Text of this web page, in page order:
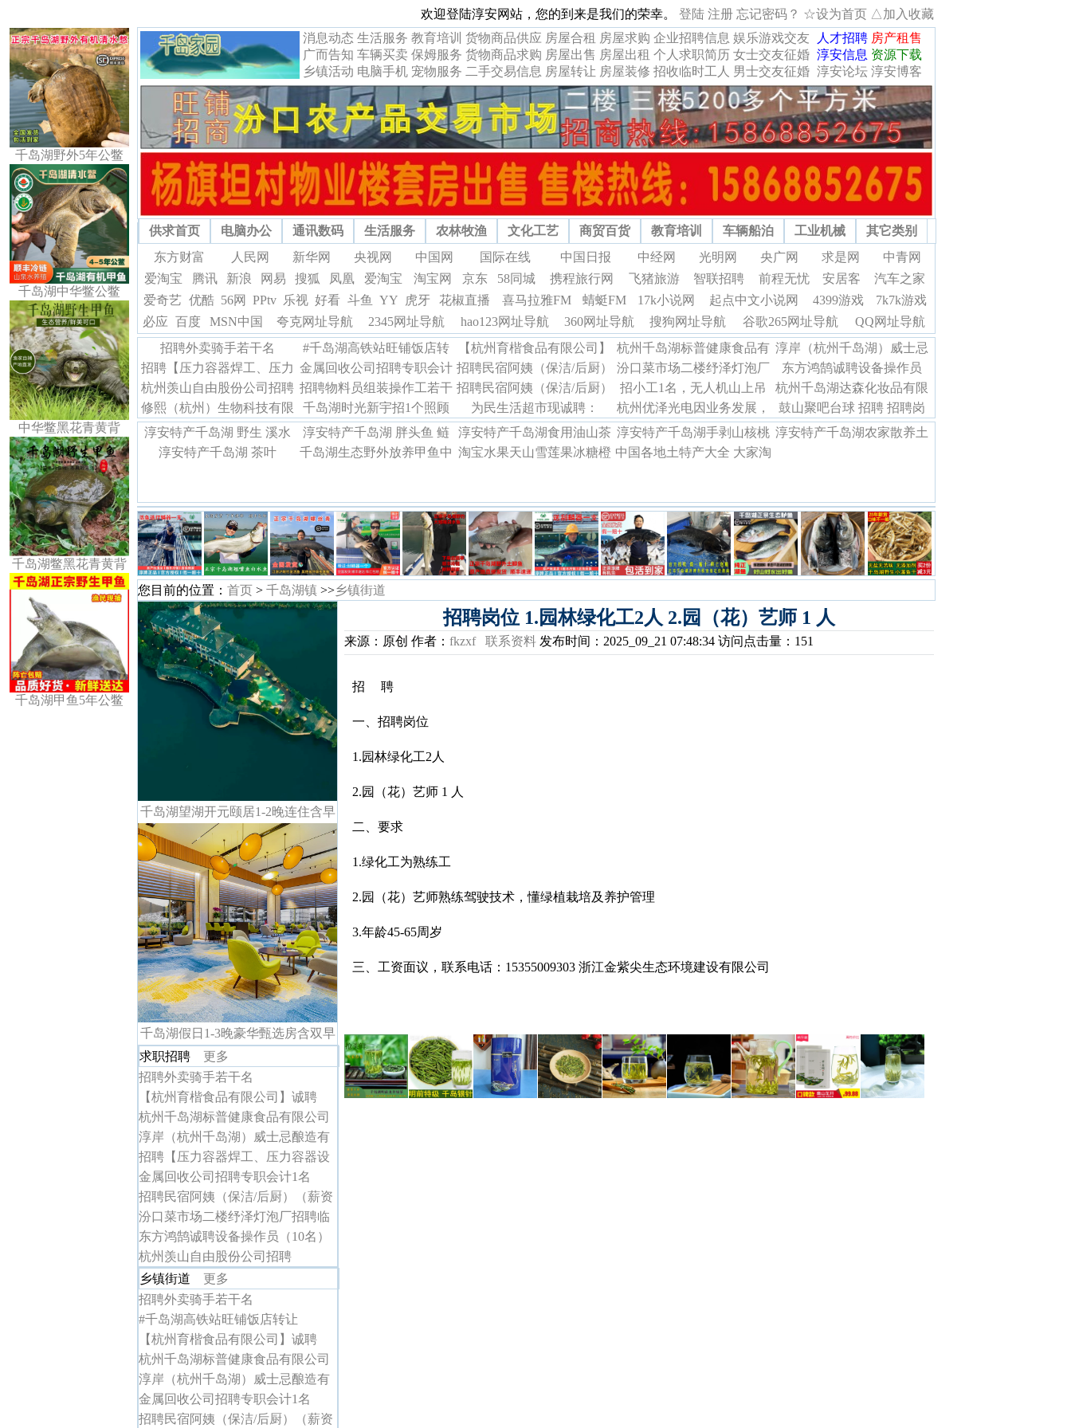
欢迎登陆淳安网站，您的到来是我们的荣幸。 登陆 注册 忘记密码？ ☆设为首页 △加入收藏
消息动态 生活服务 教育培训 货物商品供应 房屋合租 房屋求购 企业招聘信息 娱乐游戏交友
广而告知 车辆买卖 保姆服务 货物商品求购 房屋出售 房屋出租 个人求职简历 女士交友征婚
乡镇活动 电脑手机 宠物服务 二手交易信息 房屋转让 房屋装修 招收临时工人 男士交友征婚
人才招聘 房产租售
淳安信息 资源下载
淳安论坛 淳安博客
供求首页 电脑办公 通讯数码 生活服务 农林牧渔 文化工艺 商贸百货 教育培训 车辆船泊 工业机械
其它类别
东方财富
人民网 新华网 央视网 中国网 国际在线 中国日报 中经网 光明网 央广网 求是网
中青网
爱淘宝
腾讯 新浪 网易 搜狐 凤凰 爱淘宝 淘宝网 京东 58同城 携程旅行网 飞猪旅游 智联招聘 前程无忧 安居客
汽车之家
爱奇艺 优酷 56网 PPtv 乐视 好看 斗鱼 YY 虎牙 花椒直播 喜马拉雅FM 蜻蜓FM 17k小说网 起点中文小说网 4399游戏
7k7k游戏
必应 百度 MSN中国 夸克网址导航 2345网址导航 hao123网址导航 360网址导航 搜狗网址导航 谷歌265网址导航
QQ网址导航
招聘外卖骑手若干名
#千岛湖高铁站旺铺饭店转
让
【杭州育楷食品有限公司】
诚聘
杭州千岛湖标普健康食品有
限公司诚聘
淳岸（杭州千岛湖）威士忌
酿造有限公司招聘
招聘【压力容器焊工、压力
容器设计绘图、车床工
金属回收公司招聘专职会计
1名
招聘民宿阿姨（保洁/后厨）
（薪资4K+节假日福利）】
汾口菜市场二楼纾泽灯泡厂
招聘临时工
东方鸿鹄诚聘设备操作员
（10名）
杭州羡山自由股份公司招聘 招聘物料员组装操作工若干
名临时工若干名
招聘民宿阿姨（保洁/后厨）
（薪资4K+节假日福利）
招小工1名，无人机山上吊
毛竹绑绳，地址在新登
杭州千岛湖达森化妆品有限
公司招聘网络运营，平面设
计
修熙（杭州）生物科技有限
公司诚聘
千岛湖时光新宇招1个照顾
老人（男）的住家阿姨
为民生活超市现诚聘：
杭州优泽光电因业务发展，
招聘以下岗位
鼓山聚吧台球 招聘 招聘岗
位：台球厅服务员（女性）
淳安特产千岛湖 野生 溪水
鱼干
淳安特产千岛湖 胖头鱼 鲢
鱼
淳安特产千岛湖食用油山茶
油土猪油
淳安特产千岛湖手剥山核桃 淳安特产千岛湖农家散养土
淳安特产千岛湖 茶叶
千岛湖生态野外放养甲鱼中 淘宝水果天山雪莲果冰糖橙 中国各地土特产大全 大家淘
您目前的位置： 首页 > 千岛湖镇 >>乡镇街道
千岛湖望湖开元颐居1-2晚连住含早
千岛湖假日1-3晚豪华甄选房含双早
求职招聘 更多
招聘外卖骑手若干名
【杭州育楷食品有限公司】诚聘
杭州千岛湖标普健康食品有限公司
诚聘
淳岸（杭州千岛湖）威士忌酿造有
限公司招聘
招聘【压力容器焊工、压力容器设
计绘图、车床工
金属回收公司招聘专职会计1名
招聘民宿阿姨（保洁/后厨）（薪资
4K+节假日福利）】
汾口菜市场二楼纾泽灯泡厂招聘临
时工
东方鸿鹄诚聘设备操作员（10名）
杭州羡山自由股份公司招聘
乡镇街道 更多
招聘外卖骑手若干名
#千岛湖高铁站旺铺饭店转让
【杭州育楷食品有限公司】诚聘
杭州千岛湖标普健康食品有限公司
诚聘
淳岸（杭州千岛湖）威士忌酿造有
限公司招聘
金属回收公司招聘专职会计1名
招聘民宿阿姨（保洁/后厨）（薪资
招聘岗位 1.园林绿化工2人 2.园（花）艺师 1 人
来源：原创 作者： fkzxf 联系资料 发布时间：2025_09_21 07:48:34 访问点击量：151
招 聘
一、招聘岗位
1.园林绿化工2人
2.园（花）艺师 1 人
二、要求
1.绿化工为熟练工
2.园（花）艺师熟练驾驶技术，懂绿植栽培及养护管理
3.年龄45-65周岁
三、工资面议，联系电话：15355009303 浙江金紫尖生态环境建设有限公司
千岛湖野外5年公鳖
千岛湖中华鳖公鳖
中华鳖黑花青黄背
千岛湖鳖黑花青黄背
千岛湖甲鱼5年公鳖